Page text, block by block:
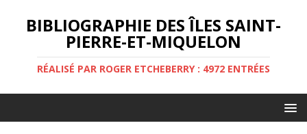
BIBLIOGRAPHIE DES ÎLES SAINT-
PIERRE-ET-MIQUELON
RÉALISÉ PAR ROGER ETCHEBERRY : 4972 ENTRÉES